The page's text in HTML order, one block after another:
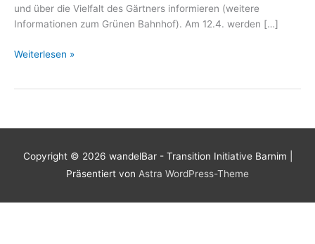
und über die Vielfalt des Gärtners informieren (weitere
Informationen zum Grünen Bahnhof). Am 12.4. werden […]
Vorbereitungstreffen
Weiterlesen »
Copyright © 2026 wandelBar - Transition Initiative Barnim
Präsentiert von Astra WordPress-Theme